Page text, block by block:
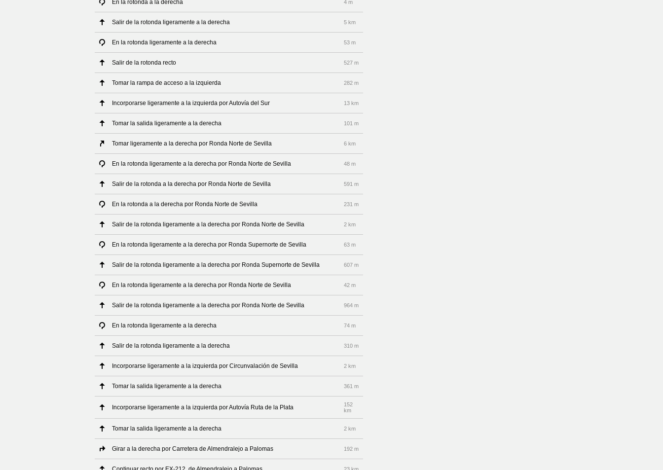
En la rotonda a la derecha 4 m
Salir de la rotonda ligeramente a la derecha 5 km
En la rotonda ligeramente a la derecha 53 m
Salir de la rotonda recto 527 m
Tomar la rampa de acceso a la izquierda 282 m
Incorporarse ligeramente a la izquierda por Autovía del Sur 13 km
Tomar la salida ligeramente a la derecha 101 m
Tomar ligeramente a la derecha por Ronda Norte de Sevilla 6 km
En la rotonda ligeramente a la derecha por Ronda Norte de Sevilla 48 m
Salir de la rotonda a la derecha por Ronda Norte de Sevilla 591 m
En la rotonda a la derecha por Ronda Norte de Sevilla 231 m
Salir de la rotonda ligeramente a la derecha por Ronda Norte de Sevilla 2 km
En la rotonda ligeramente a la derecha por Ronda Supernorte de Sevilla 63 m
Salir de la rotonda ligeramente a la derecha por Ronda Supernorte de Sevilla 607 m
En la rotonda ligeramente a la derecha por Ronda Norte de Sevilla 42 m
Salir de la rotonda ligeramente a la derecha por Ronda Norte de Sevilla 964 m
En la rotonda ligeramente a la derecha 74 m
Salir de la rotonda ligeramente a la derecha 310 m
Incorporarse ligeramente a la izquierda por Circunvalación de Sevilla 2 km
Tomar la salida ligeramente a la derecha 361 m
Incorporarse ligeramente a la izquierda por Autovía Ruta de la Plata
152
km
Tomar la salida ligeramente a la derecha 2 km
Girar a la derecha por Carretera de Almendralejo a Palomas 192 m